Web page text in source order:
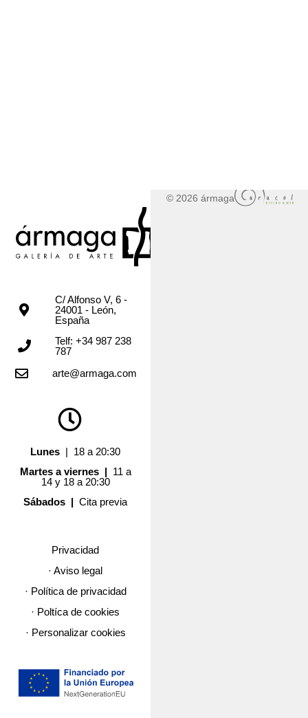
C/ Alfonso V, 6 -
24001 - León,
España
Telf: +34 987 238
787
arte@armaga.com
Lunes | 18 a 20:30
Martes a viernes | 11 a
14 y 18 a 20:30
Sábados |Cita previa
Privacidad
· Aviso legal
· Política de privacidad
· Poltíca de cookies
· Personalizar cookies
© 2026 ármaga